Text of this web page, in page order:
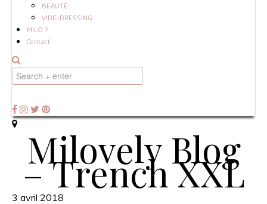
BEAUTÉ
VIDE-DRESSING
MILO ?
Contact
Milovely Blog
– Trench XXL
3 avril 2018